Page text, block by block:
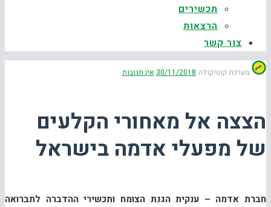
תכשירים
הרצאות
צור קשר
מערכת קוטיקולה 30/11/2018 אין תגובות
הצצה אל מאחורי הקלעים
של מפעלי אדמה בישראל
חברת אדמה – ענקית הגנת הצומח ותכשירי ההדברה לתברואה